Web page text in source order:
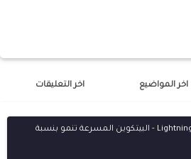
اخر المواضيع اخر التعليقات
تقنية Lightning Network - البيتكوين المسرعة تنمو بنسبة